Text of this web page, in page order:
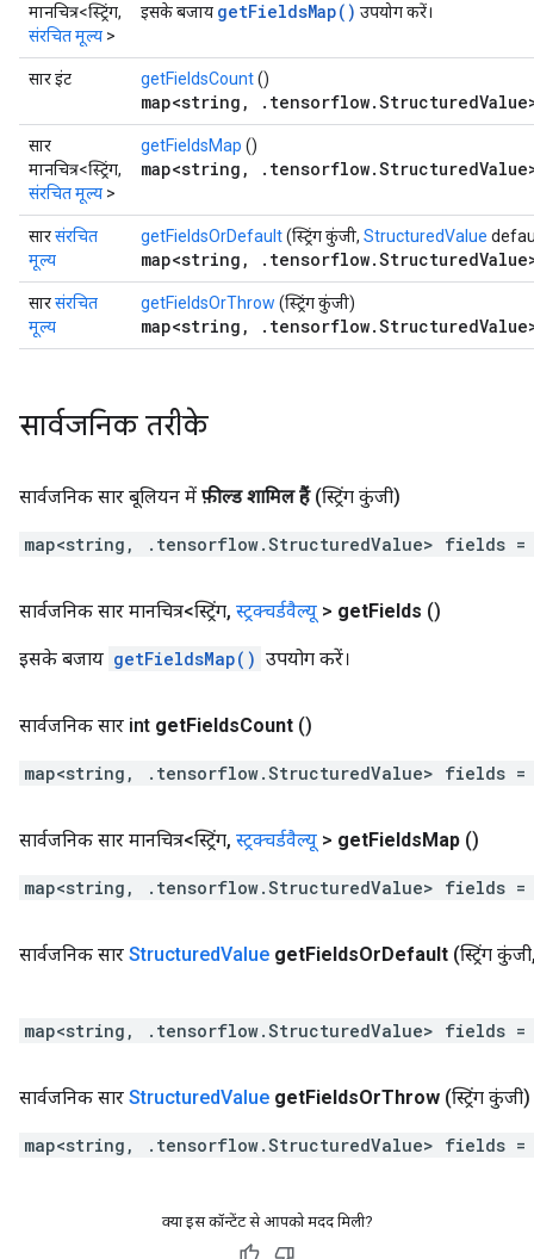
मानचित्र<स्ट्रिंग,
संरचित मूल्य >
इसके बजाय getFieldsMap() उपयोग करें।
सार इंट getFieldsCount()
map<string,
सार
मानचित्र<स्ट्रिंग,
संरचित मूल्य >
getFieldsMap ()
map<string,
सारसंरचित
मूल्य
getFieldsOrDefault(स्ट्रिंग कुंजी, StructuredValue
map<string,
सारसंरचित
मूल्य
getFieldsOrThrow (स्ट्रिंग कुंजी)
map<string,
सार्वजनिक तरीके
सार्वजनिक सार बूलियन में फ़ील्ड शामिल हैं (स्ट्रिंग कुंजी)
map<string, .tensorflow.StructuredValue> fields
सार्वजनिक सार मानचित्र<स्ट्रिंग, स्ट्रक्चर्डवैल्यू > getFields ()
इसके बजाय getFieldsMap() उपयोग करें।
सार्वजनिक सार int getFieldsCount ()
map<string, .tensorflow.StructuredValue> fields
सार्वजनिक सार मानचित्र<स्ट्रिंग, स्ट्रक्चर्डवैल्यू > getFieldsMap ()
map<string, .tensorflow.StructuredValue> fields
सार्वजनिक सार StructuredValue getFieldsOrDefault (स्ट्रिंग कुंजी
map<string, .tensorflow.StructuredValue> fields
सार्वजनिक सार StructuredValue getFieldsOrThrow (स्ट्रिंग कुंजी)
map<string, .tensorflow.StructuredValue> fields
क्या इस कॉन्टेंट से आपको मदद मिली?